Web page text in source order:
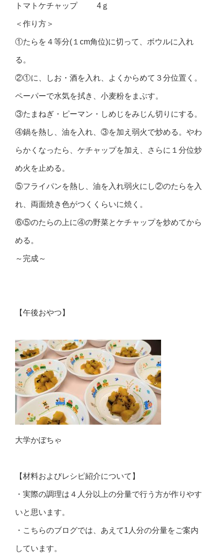
トマトケチャップ 4ｇ
＜作り方＞
①たらを４等分(１cm角位)に切って、ボウルに入れ
る。
②①に、しお・酒を入れ、よくからめて３分位置く。
ペーパーで水気を拭き、小麦粉をまぶす。
③たまねぎ・ピーマン・しめじをみじん切りにする。
④鍋を熱し、油を入れ、③を加え弱火で炒める。やわ
らかくなったら、ケチャップを加え、さらに１分位炒
め火を止める。
⑤フライパンを熱し、油を入れ弱火にし②のたらを入
れ、両面焼き色がつくくらいに焼く。
⑥⑤のたらの上に④の野菜とケチャップを炒めてから
める。
～完成～
【午後おやつ】
大学かぼちゃ
【材料およびレシピ紹介について】
・実際の調理は４人分以上の分量で行う方が作りやす
いと思います。
・こちらのブログでは、あえて1人分の分量をご案内
しています。